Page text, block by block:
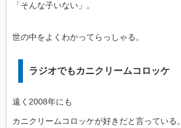
「そんな子いない」。
世の中をよくわかってらっしゃる。
ラジオでもカニクリームコロッケ
遠く2008年にも
カニクリームコロッケが好きだと言っている。